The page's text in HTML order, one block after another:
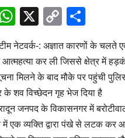
E
W
h
at
s
A
p
p
X
C
p
y
Li
n
k
h
ar
e
नेटवर्क-: अज्ञात कारणों के चलते
कर ली जिससे क्षेत्र में
मिलने के बाद मौके पर पहुंची
शव विच्छेदन गृह भेज दिया है
जनपद के विकासनगर में
एक व्यक्ति द्वारा पंखे से लटक कर